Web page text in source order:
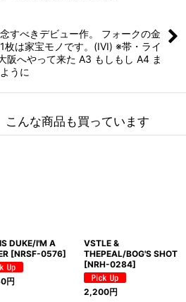
すべきデビュー作。 フォークの金
枚は家宝モノです。(IVI) ※帯・ライ
阪へやって来た A3 もしもし A4 ま
うに
こんな商品も買っています
DUKE/I'M A
[NRSF-0576]
円
VSTLE &
THEPEAL/BOG'S SHOT
[NRH-0284]
2,200円